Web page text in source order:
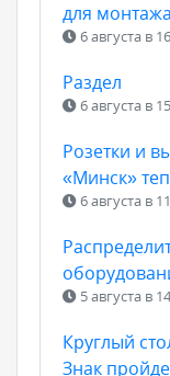
для
6 августа в
Раздел
6 августа в
Розетки и
«Минск»
6 августа в
5 августа в
Круглый
Знак